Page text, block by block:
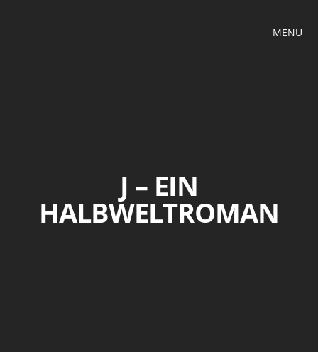
MENU
J – EIN
HALBWELTROMAN